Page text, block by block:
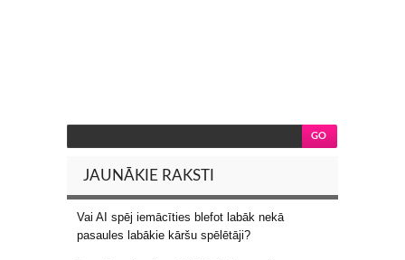
JAUNĀKIE RAKSTI
Vai AI spēj iemācīties blefot labāk nekā
pasaules labākie kāršu spēlētāji?